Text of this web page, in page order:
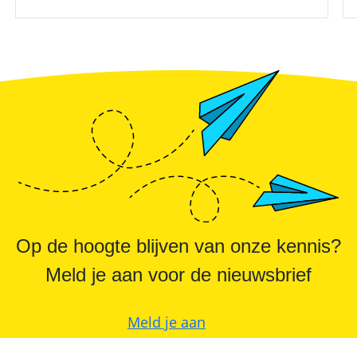
Op de hoogte blijven van onze kennis?
Meld je aan voor de nieuwsbrief
Meld je aan